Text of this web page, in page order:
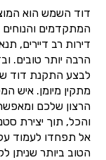
דוד השמש הוא
המתקדמים והנוחים
דירות רב דיירים,
הרבה יותר טובים.
לבצע התקנת דוד
מתקין מיומן. איש
הרצון שלכם
והכל, תוך יצירת
אל תפחדו לעמוד
הטוב ביותר שניתן